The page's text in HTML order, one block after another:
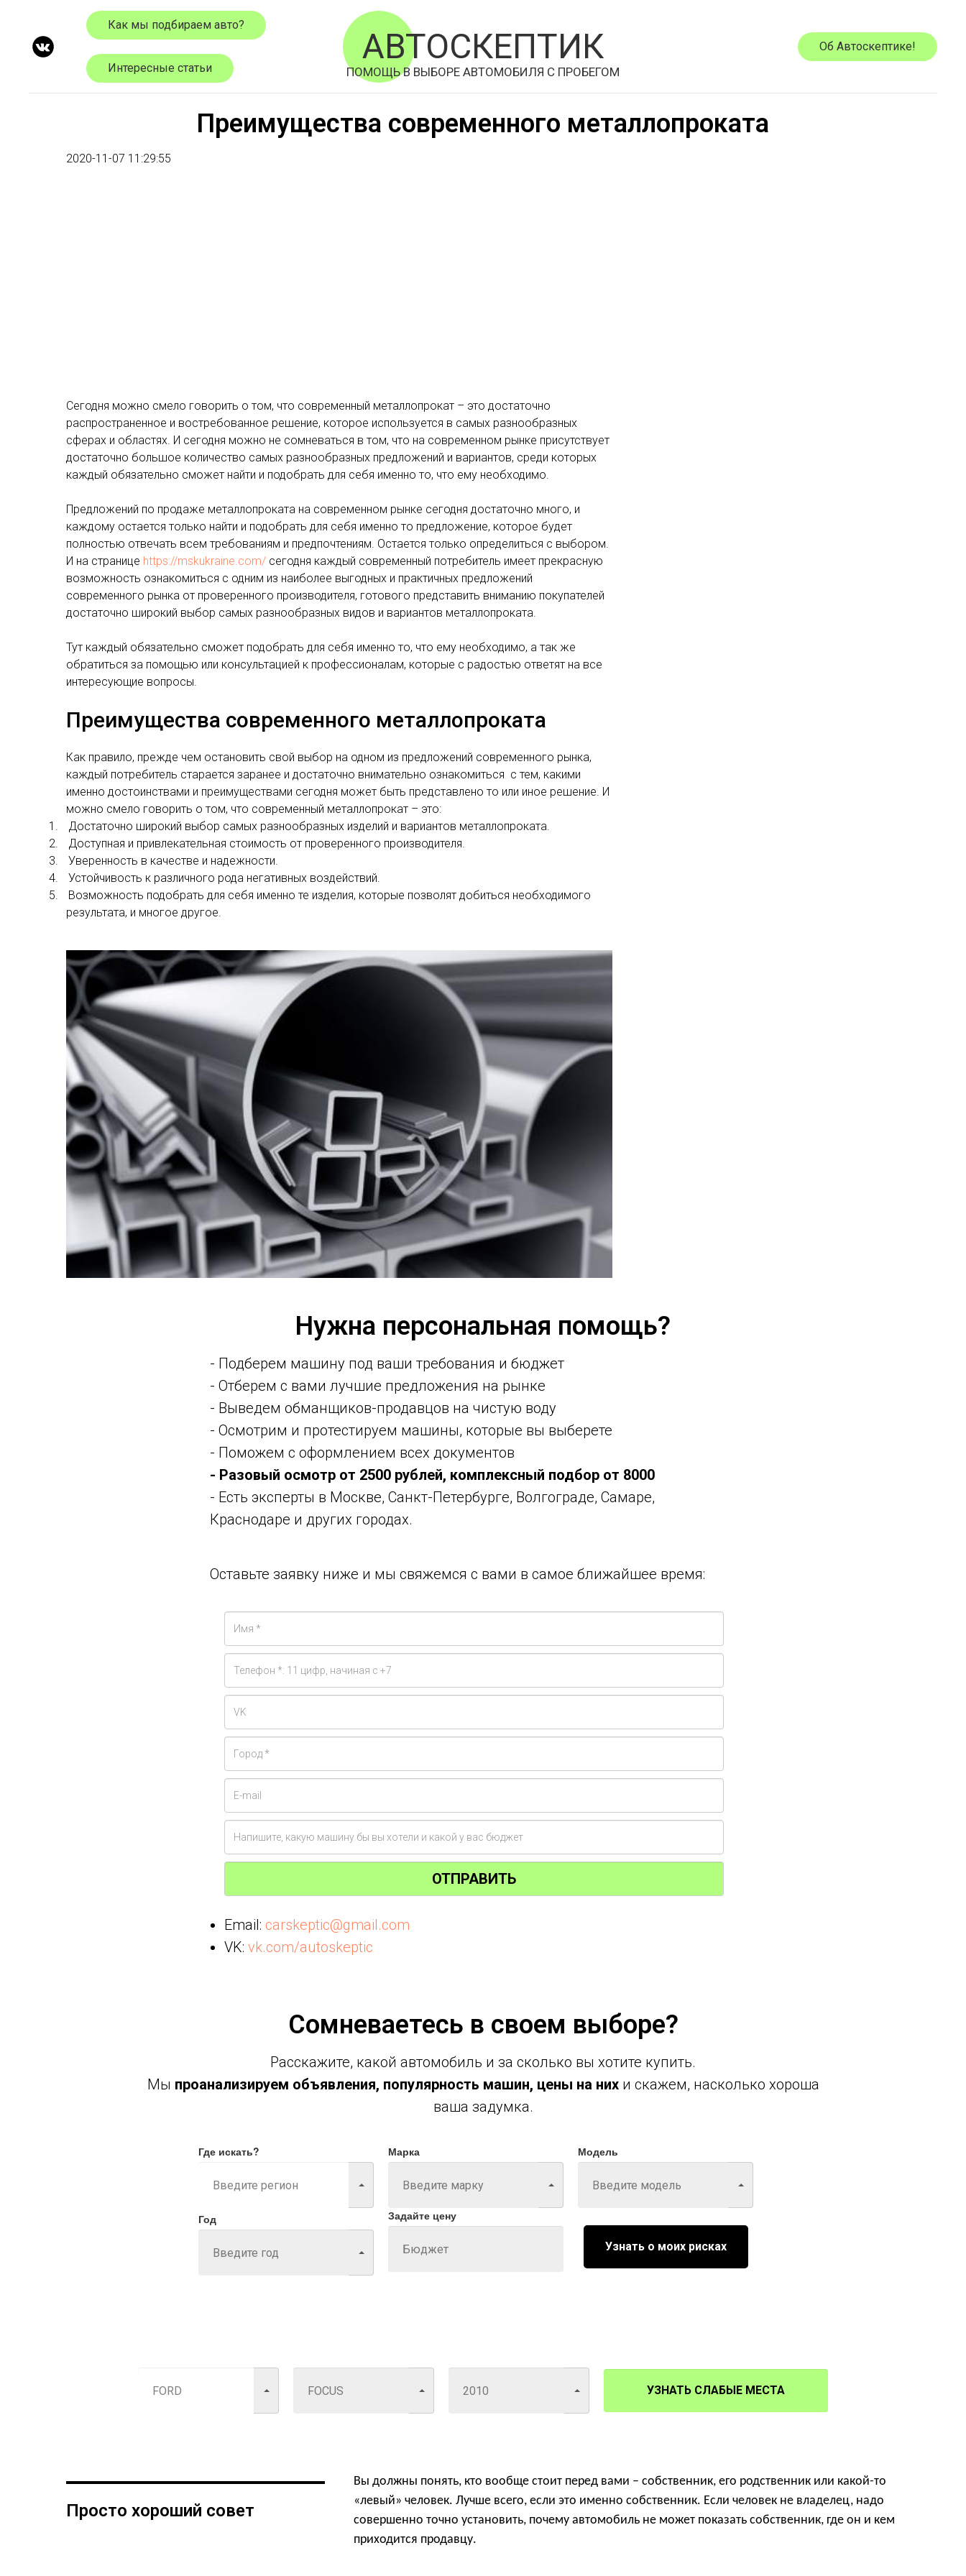
АВТОСКЕПТИК
ПОМОЩЬ В ВЫБОРЕ АВТОМОБИЛЯ С ПРОБЕГОМ
Как мы подбираем авто?
Интересные статьи
Об Автоскептике!
Преимущества современного металлопроката
2020-11-07 11:29:55
Сегодня можно смело говорить о том, что современный металлопрокат – это достаточно
распространенное и востребованное решение, которое используется в самых разнообразных
сферах и областях. И сегодня можно не сомневаться в том, что на современном рынке присутствует
достаточно большое количество самых разнообразных предложений и вариантов, среди которых
каждый обязательно сможет найти и подобрать для себя именно то, что ему необходимо.
Предложений по продаже металлопроката на современном рынке сегодня достаточно много, и
каждому остается только найти и подобрать для себя именно то предложение, которое будет
полностью отвечать всем требованиям и предпочтениям. Остается только определиться с выбором.
И на странице https://mskukraine.com/ сегодня каждый современный потребитель имеет прекрасную
возможность ознакомиться с одним из наиболее выгодных и практичных предложений
современного рынка от проверенного производителя, готового представить вниманию покупателей
достаточно широкий выбор самых разнообразных видов и вариантов металлопроката.
Тут каждый обязательно сможет подобрать для себя именно то, что ему необходимо, а так же
обратиться за помощью или консультацией к профессионалам, которые с радостью ответят на все
интересующие вопросы.
Преимущества современного металлопроката
Как правило, прежде чем остановить свой выбор на одном из предложений современного рынка,
каждый потребитель старается заранее и достаточно внимательно ознакомиться с тем, какими
именно достоинствами и преимуществами сегодня может быть представлено то или иное решение. И
можно смело говорить о том, что современный металлопрокат – это:
1.
Достаточно широкий выбор самых разнообразных изделий и вариантов металлопроката.
2.
Доступная и привлекательная стоимость от проверенного производителя.
3.
Уверенность в качестве и надежности.
4.
Устойчивость к различного рода негативных воздействий.
5.
Возможность подобрать для себя именно те изделия, которые позволят добиться необходимого
результата, и многое другое.
Нужна персональная помощь?
- Подберем машину под ваши требования и бюджет
- Отберем с вами лучшие предложения на рынке
- Выведем обманщиков-продавцов на чистую воду
- Осмотрим и протестируем машины, которые вы выберете
- Поможем с оформлением всех документов
- Разовый осмотр от 2500 рублей, комплексный подбор от 8000
- Есть эксперты в Москве, Санкт-Петербурге, Волгограде, Самаре,
Краснодаре и других городах.
Оставьте заявку ниже и мы свяжемся с вами в самое ближайшее время:
ОТПРАВИТЬ
Email: carskeptic@gmail.com
VK: vk.com/autoskeptic
Сомневаетесь в своем выборе?
Расскажите, какой автомобиль и за сколько вы хотите купить.
Мы проанализируем объявления, популярность машин, цены на нихи скажем, насколько хороша
ваша задумка.
Где искать? Марка Модель
Год Задайте цену
Узнать о моих рисках
УЗНАТЬ СЛАБЫЕ МЕСТА
Просто хороший совет
Вы должны понять, кто вообще стоит перед вами – собственник, его родственник или какой-то
«левый» человек. Лучше всего, если это именно собственник. Если человек не владелец, надо
совершенно точно установить, почему автомобиль не может показать собственник, где он и кем
приходится продавцу.